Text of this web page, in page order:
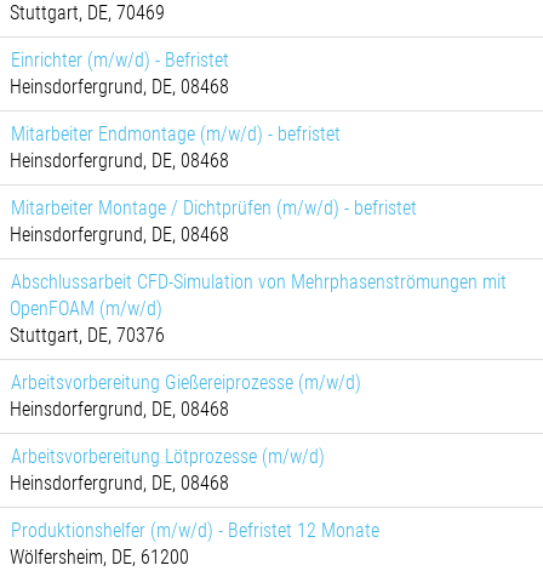
Stuttgart, DE, 70469
Einrichter (m/w/d) - Befristet
Heinsdorfergrund, DE, 08468
Mitarbeiter Endmontage (m/w/d) - befristet
Heinsdorfergrund, DE, 08468
Mitarbeiter Montage / Dichtprüfen (m/w/d) - befristet
Heinsdorfergrund, DE, 08468
Abschlussarbeit CFD-Simulation von Mehrphasenströmungen mit
OpenFOAM (m/w/d)
Stuttgart, DE, 70376
Arbeitsvorbereitung Gießereiprozesse (m/w/d)
Heinsdorfergrund, DE, 08468
Arbeitsvorbereitung Lötprozesse (m/w/d)
Heinsdorfergrund, DE, 08468
Produktionshelfer (m/w/d) - Befristet 12 Monate
Wölfersheim, DE, 61200